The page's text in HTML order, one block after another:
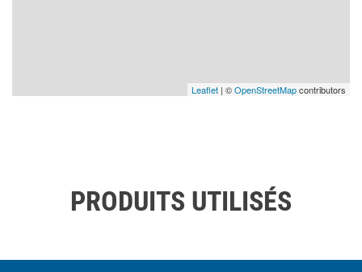
Leaflet | ©OpenStreetMapcontributors
PRODUITS UTILISÉS